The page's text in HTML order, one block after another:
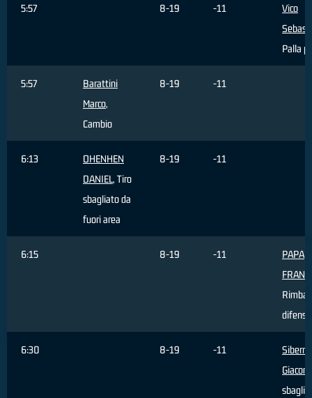
5:57 8-19 -11
Vico
Palla
5:57
Barattini
Marco,
Cambio
8-19 -11
6:13
OHENHEN
DANIEL, Tiro
sbagliato da
fuori area
8-19 -11
6:15 8-19 -11
PAPA
6:30 8-19 -11
Siberna